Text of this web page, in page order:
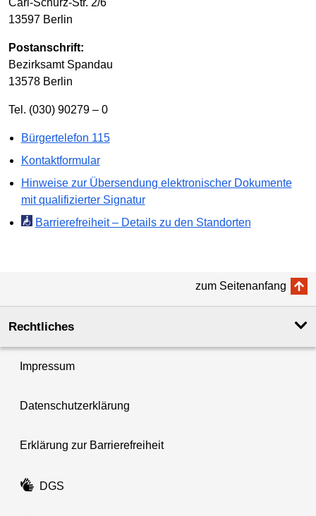
13597 Berlin
Postanschrift:
Bezirksamt Spandau
13578 Berlin
Tel. (030) 90279 – 0
Bürgertelefon 115
Kontaktformular
Hinweise zur Übersendung elektronischer Dokumente
mit qualifizierter Signatur
Barrierefreiheit – Details zu den Standorten
zum Seitenanfang
Rechtliches
Impressum
Datenschutzerklärung
Erklärung zur Barrierefreiheit
DGS